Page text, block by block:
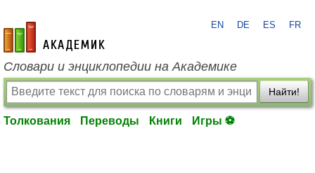
academic.ru
EN DE ES FR
Словари и энциклопедии на Академике
Найти!
Толкования Переводы Книги Игры ⚽